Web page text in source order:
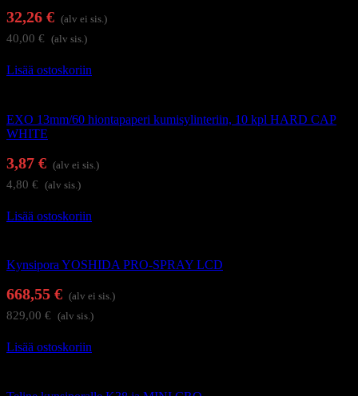
32,26 € (alv ei sis.)
40,00 € (alv sis.)
Lisää ostoskoriin
EXO 13mm/60 hiontapaperi kumisylinteriin, 10 kpl HARD CAP
WHITE
3,87 € (alv ei sis.)
4,80 € (alv sis.)
Lisää ostoskoriin
Kynsipora YOSHIDA PRO-SPRAY LCD
668,55 € (alv ei sis.)
829,00 € (alv sis.)
Lisää ostoskoriin